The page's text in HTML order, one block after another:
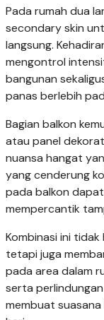
Pada rumah dua
secondary skin
langsung.
mengontrol
bangunan
panas berlebih
Bagian balkon
atau panel
nuansa hangat
yang cenderung
pada balkon
mempercantik
Kombinasi ini
tetapi juga
pada area dalam
serta
membuat